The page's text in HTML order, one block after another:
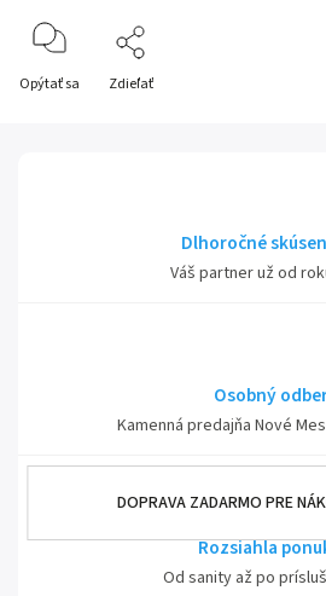
DOPRAVA ZADARMO PRE
Opýtať sa Zdieľať
Dlhoročné
Váš partner už od
Osobný
Kamenná predajňa Nové
Rozsiahla
Od sanity až po